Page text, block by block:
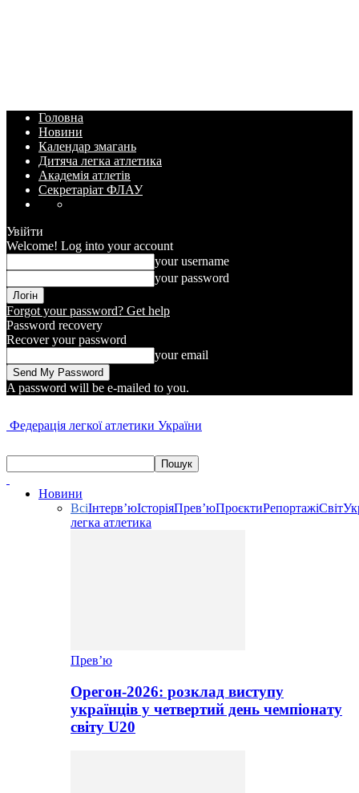
Головна
Новини
Календар змагань
Дитяча легка атлетика
Академія атлетів
Секретаріат ФЛАУ
Увійти
Welcome! Log into your account
your username
your password
Forgot your password? Get help
Password recovery
Recover your password
your email
A password will be e-mailed to you.
Федерація легкої атлетики України
Новини
ВсіІнтерв’юІсторіяПрев’юПроєктиРепортажіСвіт
легка атлетика
Прев’ю
Орегон-2026: розклад виступу
українців у четвертий день чемпіонату
світу U20